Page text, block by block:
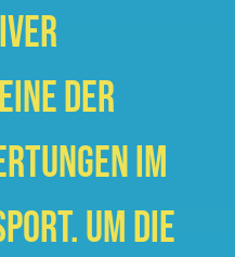
der
im
Um die